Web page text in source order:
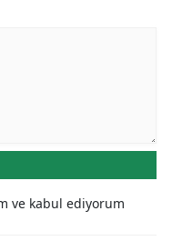
ve kabul ediyorum